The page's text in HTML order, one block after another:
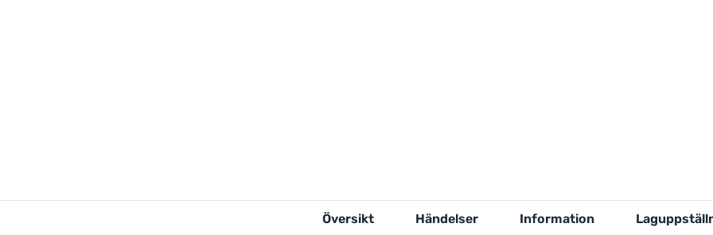
Översikt Händelser Information